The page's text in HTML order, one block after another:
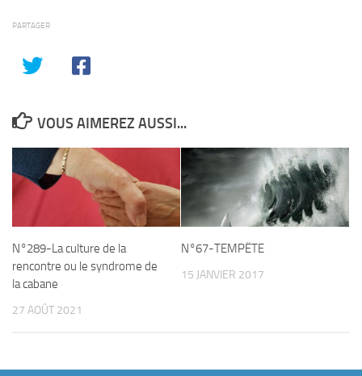
PARTAGER
VOUS AIMEREZ AUSSI...
N°289-La culture de la
rencontre ou le syndrome de
la cabane
27 AOÛT 2021
N°67-TEMPËTE
15 JANVIER 2017